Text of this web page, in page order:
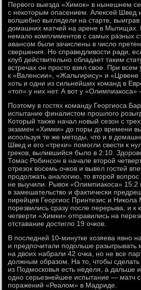
Первого выезда «Химок» в нынешнем
с некоторым опасением. Алексей Швед
волшебно выглядели на старте,
домашних матчей на арене в Мытищах.
немало комплиментов с самых разных
авансом были зачислены в число
свершения. Но справедливости ради,
клуб действительно обладает таким
встречах он просто взял свое. При всем
к «Валенсии», «Жальгирису» и «Црвене
хоть и одни из сильнейших команд в
«топ» у них нет. А вот у «Олимпиакоса»
Поэтому в гостях команду Георгиоса
испытание финалистом прошлого
Который также начал новый сезон с
экзамен «Химки» до поры до времени
используя те же методы, что и в
Швед и его «трехи» помогли свести к
греков, вылившийся было в 2:10.
Томас Робинсон в начале второй
отрезок восемь очков и вывел гостей
продолжать аналогию, то второй
не выучили. Рывок «Олимпиакоса» 15:2
в замешательство и фактически
пирейцев Георгиос Принтезис и Никола
порезвились сразу после перерыва, и к
четверти «Химки» отправились на
отставание достигло 19 очков.
В последней 10-минутке хозяева явно
и предпочитали подольше
на двоих набрали 42 очка, но не все
должным образом. На то, чтобы
из Подмосковья есть неделя, а дальше
одно серьезнейшее испытание — матч
поражений «Реалом» в Мадриде.